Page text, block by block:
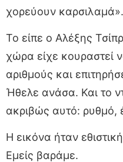
χορεύουν καρσιλαμά».
Το είπε ο Αλέξης
χώρα είχε κουραστεί
αριθμούς και
Ήθελε ανάσα. Και το
ακριβώς αυτό: ρυθμό,
Η εικόνα ήταν
Εμείς βαράμε.